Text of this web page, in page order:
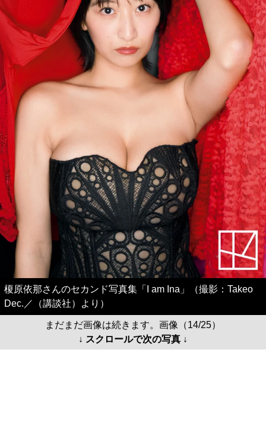
榎原依那さんのセカンド写真集「I am Ina」（撮影：Takeo
Dec.／（講談社）より）
まだまだ画像は続きます。画像（14/25）
↓ スクロールで次の写真 ↓